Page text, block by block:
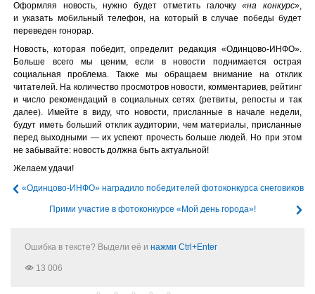
Оформляя новость, нужно будет отметить галочку«на конкурс»,
и указать мобильный телефон, на который в случае победы будет
переведен гонорар.
Новость, которая победит, определит редакция «Одинцово-ИНФО».
Больше всего мы ценим, если в новости поднимается острая
социальная проблема. Также мы обращаем внимание на отклик
читателей. На количество просмотров новости, комментариев, рейтинг
и число рекомендаций в социальных сетях (ретвиты, репосты и так
далее). Имейте в виду, что новости, присланные в начале недели,
будут иметь больший отклик аудитории, чем материалы, присланные
перед выходными — их успеют прочесть больше людей. Но при этом
не забывайте: новость должна быть актуальной!
Желаем удачи!
«Одинцово-ИНФО» наградило победителей фотоконкурса снеговиков
Прими участие в фотоконкурсе «Мой день города»!
Ошибка в тексте? Выдели её и нажми Ctrl+Enter
13 006